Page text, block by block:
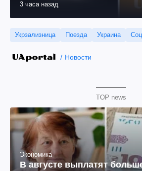
3 часа назад
Укрзализница Поезда Украина
Новости
TOP news
Экономика
В августе выплатят